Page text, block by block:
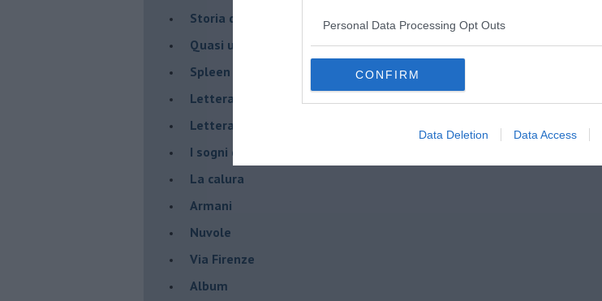
Personal Data Processing Opt Outs
CONFIRM
Data Deletion Data Access
Storia di io - Quasi un compito in classe
Quasi una lezione
Spleen
Lettera a un amico
Lettera al sultano
I sogni del mattino
La calura
Armani
Nuvole
Via Firenze
Album